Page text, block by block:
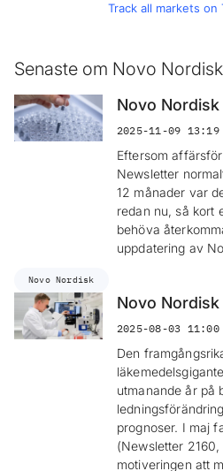
Track all markets on
Senaste om Novo Nordisk
Novo
2025-11-09 13:19
Eftersom
Newsletter
12 månader var
redan nu, så kort
behöva
uppdatering av
Novo Nordisk
Novo Nordisk
2025-08-03 11:00
Den
utmanande år på
prognoser. I maj
(Newsletter
motiveringen att